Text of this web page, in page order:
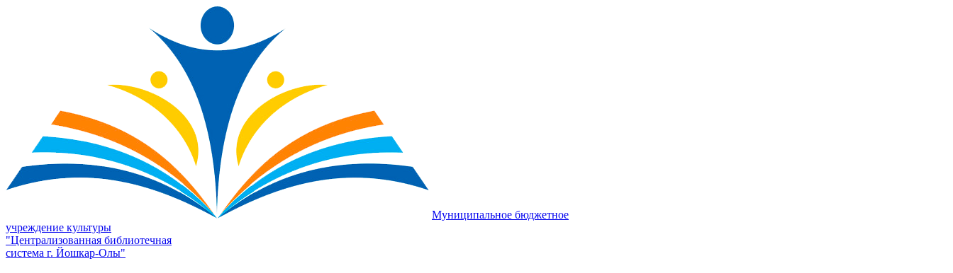
Муниципальное бюджетное
учреждение культуры
"Централизованная библиотечная
система г. Йошкар-Олы"